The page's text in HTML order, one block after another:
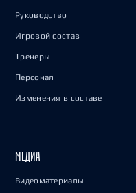
Руководство
Игровой состав
Тренеры
Персонал
Изменения в составе
МЕДИА
Видеоматериалы